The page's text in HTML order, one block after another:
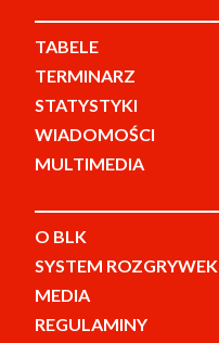
TABELE
TERMINARZ
STATYSTYKI
WIADOMOŚCI
MULTIMEDIA
O BLK
SYSTEM ROZGRYWEK
MEDIA
REGULAMINY